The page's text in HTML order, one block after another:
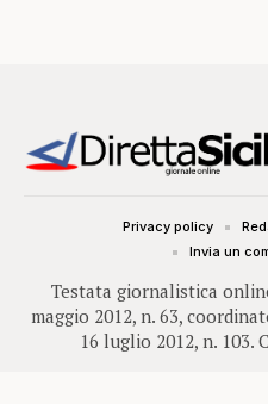
Testata giornalistica
maggio 2012, n. 63,
16 luglio 2012, n. 103.
Privacy policy
Invia un